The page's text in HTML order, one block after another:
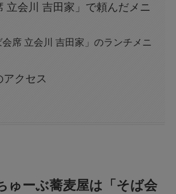
立会川 吉田家」で頼んだメニ
会席 立会川 吉田家」のランチメニ
クセス
ゅーぶ蕎麦屋は「そば会